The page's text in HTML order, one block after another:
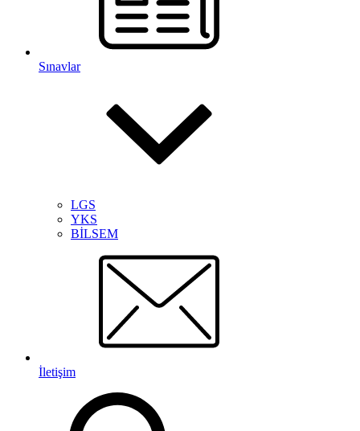
Sınavlar
LGS
YKS
BİLSEM
İletişim